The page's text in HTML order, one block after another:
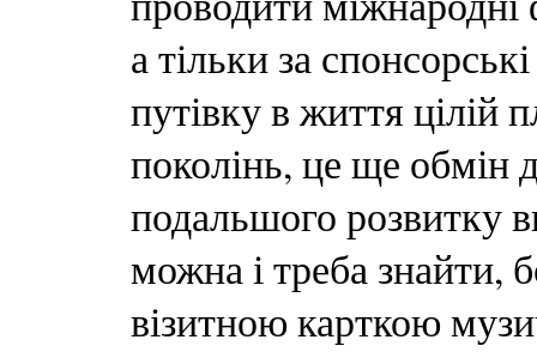
а тільки за
путівку в життя цілій
поколінь, це ще обмін
подальшого розвитку
можна і треба знайти,
візитною карткою